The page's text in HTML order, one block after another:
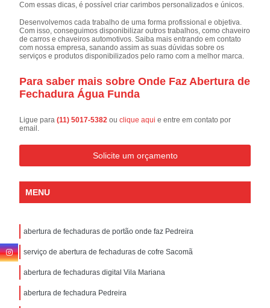
Com essas dicas, é possível criar carimbos personalizados e únicos.
Desenvolvemos cada trabalho de uma forma profissional e objetiva.
Com isso, conseguimos disponibilizar outros trabalhos, como chaveiro
de carros e chaveiros automotivos. Saiba mais entrando em contato
com nossa empresa, sanando assim as suas dúvidas sobre os
serviços e produtos disponibilizados pelo ramo com a melhor marca.
Para saber mais sobre Onde Faz Abertura de
Fechadura Água Funda
Ligue para(11) 5017-5382ouclique aqui e entre em contato por
email.
Solicite um orçamento
MENU
abertura de fechaduras de portão onde faz Pedreira
serviço de abertura de fechaduras de cofre Sacomã
abertura de fechaduras digital Vila Mariana
abertura de fechadura Pedreira